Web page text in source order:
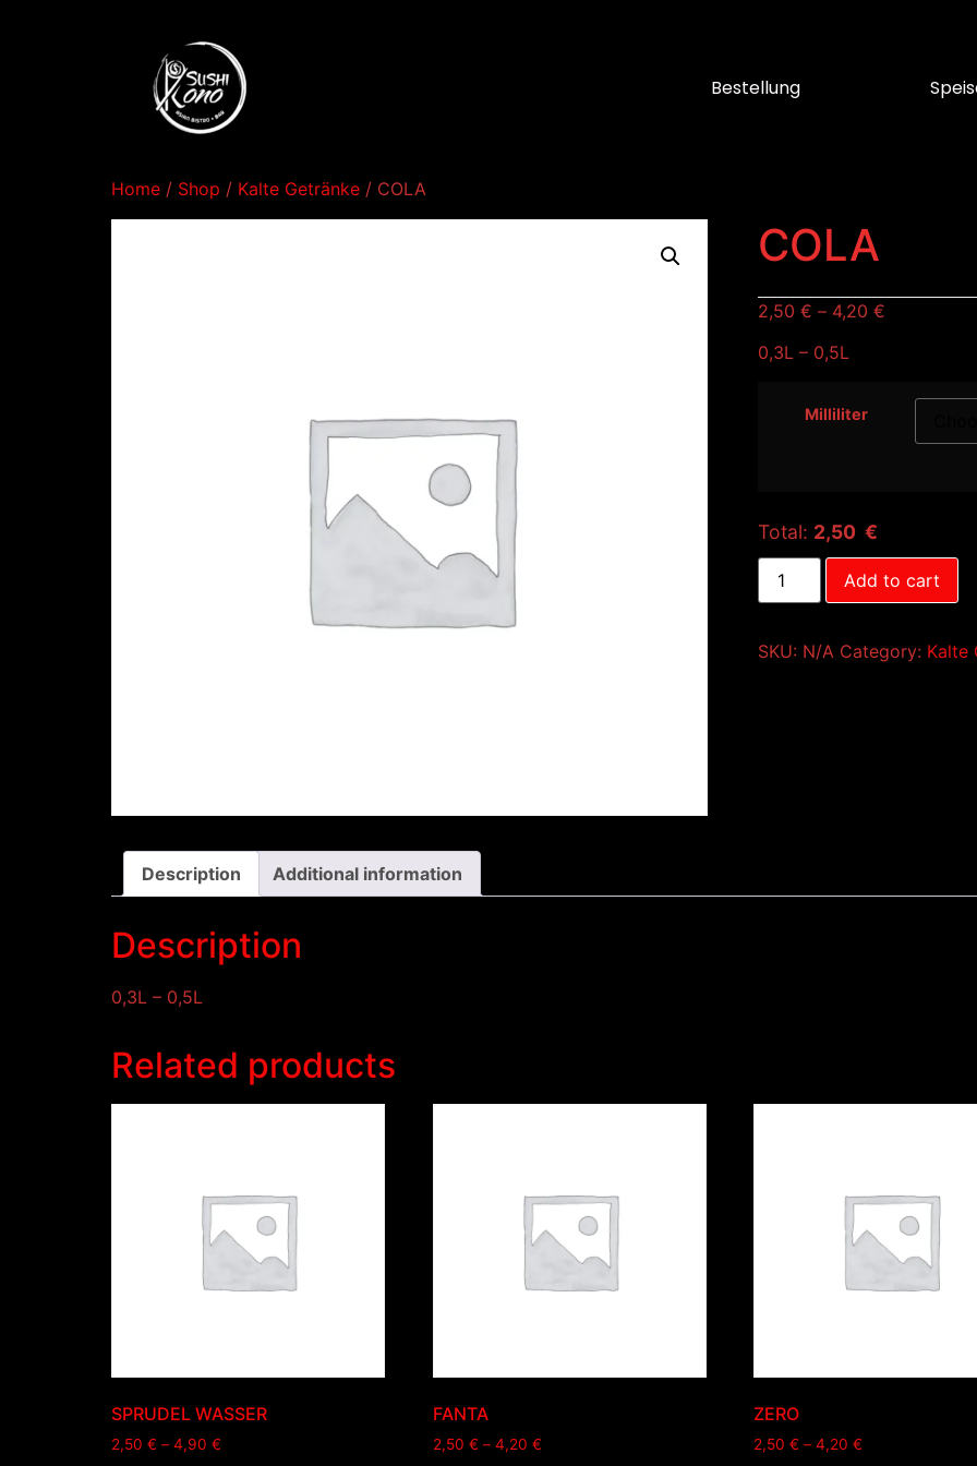
Bestellung
Home / Shop / Kalte Getränke / COLA
COLA
2,50 € – 4,20 €
0,3L – 0,5L
Milliliter
Total: 2,50 €
Add to cart
SKU: N/A Category: Kalte
Description Additional information
Description
0,3L – 0,5L
Related products
SPRUDEL WASSER
2,50 € – 4,90 €
FANTA
2,50 € – 4,20 €
ZERO
2,50€ –4,20€